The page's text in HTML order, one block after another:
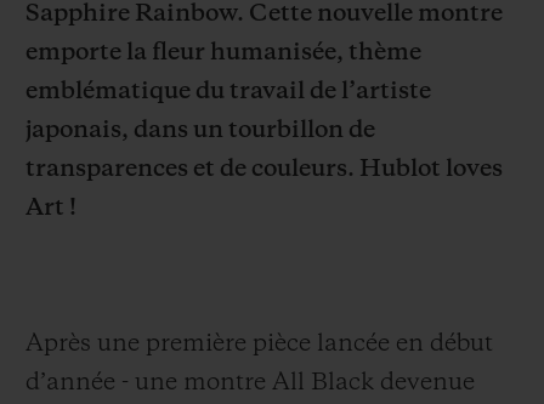
Sapphire Rainbow. Cette nouvelle montre
emporte la fleur humanisée, thème
emblématique du travail de l’artiste
japonais, dans un tourbillon de
transparences et de couleurs. Hublot loves
Art !
Après une première pièce lancée en début
d’année - une montre All Black devenue
NOUS CONTACTER